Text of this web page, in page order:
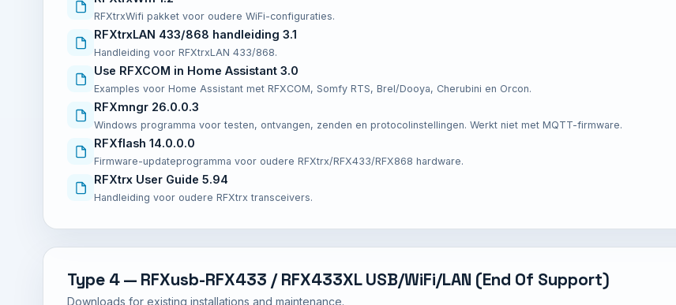
RFXtrxWifi pakket voor oudere WiFi-configuraties.
RFXtrxLAN 433/868 handleiding 3.1
Handleiding voor RFXtrxLAN 433/868.
Use RFXCOM in Home Assistant 3.0
Examples voor Home Assistant met RFXCOM, Somfy RTS, Brel/Dooya, Cherubini en Orcon.
RFXmngr 26.0.0.3
Windows programma voor testen, ontvangen, zenden en protocolinstellingen. Werkt niet met MQTT-firmware.
RFXflash 14.0.0.0
Firmware-updateprogramma voor oudere RFXtrx/RFX433/RFX868 hardware.
RFXtrx User Guide 5.94
Handleiding voor oudere RFXtrx transceivers.
Type 4 — RFXusb-RFX433 / RFX433XL USB/WiFi/LAN (End Of Support)
Downloads for existing installations and maintenance.